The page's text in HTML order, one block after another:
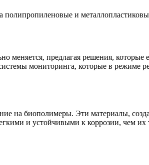
и
предлагая решения, которые
мониторинга, которые в режиме
на биополимеры. Эти материалы,
и устойчивыми к коррозии, чем их